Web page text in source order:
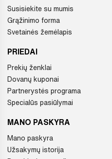
Susisiekite su mumis
Grąžinimo forma
Svetainės žemėlapis
PRIEDAI
Prekių ženklai
Dovanų kuponai
Partnerystės programa
Specialūs pasiūlymai
MANO PASKYRA
Mano paskyra
Užsakymų istorija